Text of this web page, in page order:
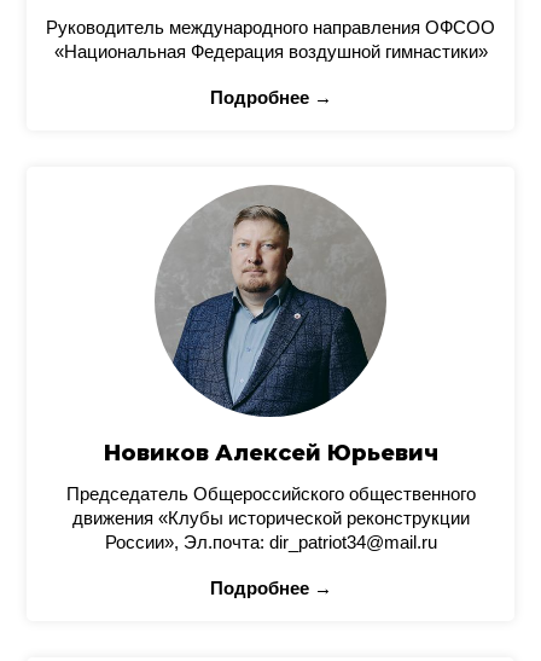
Руководитель международного направления ОФСОО
«Национальная Федерация воздушной гимнастики»
Подробнее →
Новиков Алексей Юрьевич
Председатель Общероссийского общественного
движения «Клубы исторической реконструкции
России», Эл.почта: dir_patriot34@mail.ru
Подробнее →